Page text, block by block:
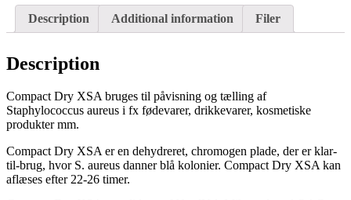
Description Additional information Filer
Description
Compact Dry XSA bruges til påvisning og tælling af
Staphylococcus aureus i fx fødevarer, drikkevarer, kosmetiske
produkter mm.
Compact Dry XSA er en dehydreret, chromogen plade, der er klar-
til-brug, hvor S. aureus danner blå kolonier. Compact Dry XSA kan
aflæses efter 22-26 timer.